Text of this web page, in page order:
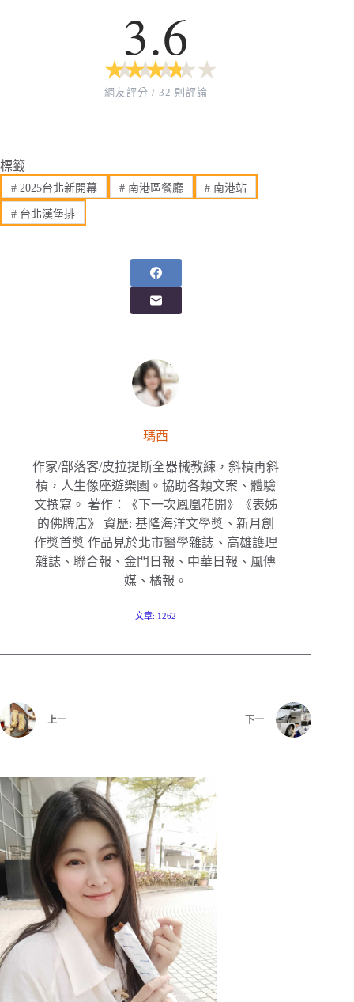
3.6
★
★ ★
★ ★
★ ★
★ ★
★
網友評分 / 32 則評論
標籤
#2025台北新開幕 #南港區餐廳 # 南港站
#台北漢堡排
瑪西
作家/部落客/皮拉提斯全器械教練，斜槓再斜
槓，人生像座遊樂園。協助各類文案、體驗
文撰寫。 著作：《下一次鳳凰花開》《表姊
的佛牌店》 資歷: 基隆海洋文學獎、新月創
作獎首獎 作品見於北市醫學雜誌、高雄護理
雜誌、聯合報、金門日報、中華日報、風傳
媒、橘報。
文章: 1262
上一 下一